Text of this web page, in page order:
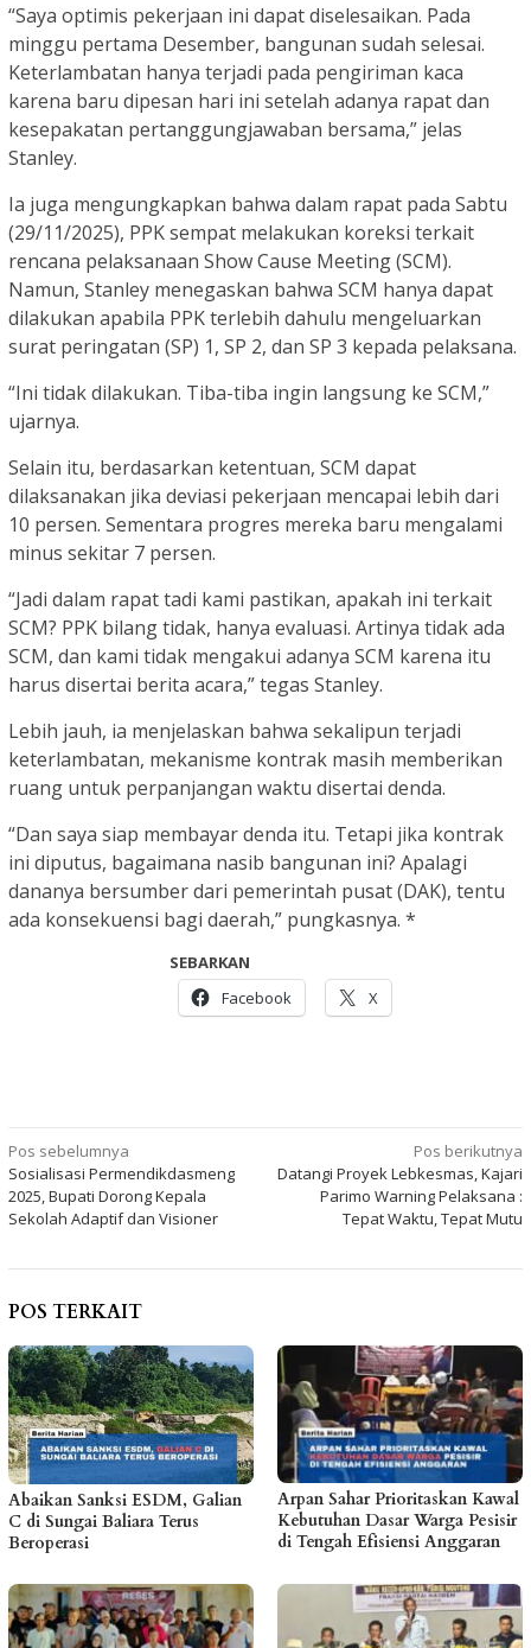
“Saya optimis pekerjaan ini dapat diselesaikan. Pada
minggu pertama Desember, bangunan sudah selesai.
Keterlambatan hanya terjadi pada pengiriman kaca
karena baru dipesan hari ini setelah adanya rapat dan
kesepakatan pertanggungjawaban bersama,” jelas
Stanley.
Ia juga mengungkapkan bahwa dalam rapat pada Sabtu
(29/11/2025), PPK sempat melakukan koreksi terkait
rencana pelaksanaan Show Cause Meeting (SCM).
Namun, Stanley menegaskan bahwa SCM hanya dapat
dilakukan apabila PPK terlebih dahulu mengeluarkan
surat peringatan (SP) 1, SP 2, dan SP 3 kepada pelaksana.
“Ini tidak dilakukan. Tiba-tiba ingin langsung ke SCM,”
ujarnya.
Selain itu, berdasarkan ketentuan, SCM dapat
dilaksanakan jika deviasi pekerjaan mencapai lebih dari
10 persen. Sementara progres mereka baru mengalami
minus sekitar 7 persen.
“Jadi dalam rapat tadi kami pastikan, apakah ini terkait
SCM? PPK bilang tidak, hanya evaluasi. Artinya tidak ada
SCM, dan kami tidak mengakui adanya SCM karena itu
harus disertai berita acara,” tegas Stanley.
Lebih jauh, ia menjelaskan bahwa sekalipun terjadi
keterlambatan, mekanisme kontrak masih memberikan
ruang untuk perpanjangan waktu disertai denda.
“Dan saya siap membayar denda itu. Tetapi jika kontrak
ini diputus, bagaimana nasib bangunan ini? Apalagi
dananya bersumber dari pemerintah pusat (DAK), tentu
ada konsekuensi bagi daerah,” pungkasnya. *
SEBARKAN
Facebook
X
Navigasi
pos
Pos sebelumnya
Sosialisasi Permendikdasmeng
2025, Bupati Dorong Kepala
Sekolah Adaptif dan Visioner
Pos berikutnya
Datangi Proyek Lebkesmas, Kajari
Parimo Warning Pelaksana :
Tepat Waktu, Tepat Mutu
POS TERKAIT
Abaikan Sanksi ESDM, Galian
C di Sungai Baliara Terus
Beroperasi
Arpan Sahar Prioritaskan Kawal
Kebutuhan Dasar Warga Pesisir
di Tengah Efisiensi Anggaran